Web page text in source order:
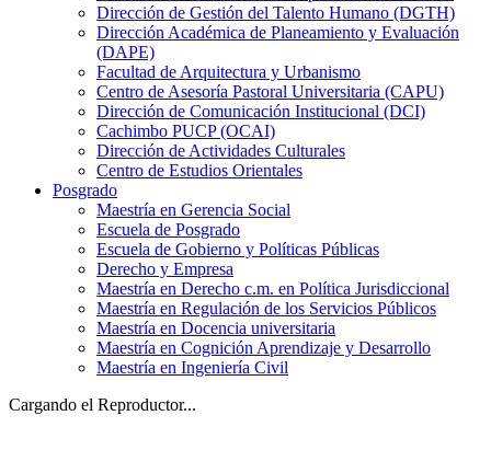
Dirección de Gestión del Talento Humano (DGTH)
Dirección Académica de Planeamiento y Evaluación
(DAPE)
Facultad de Arquitectura y Urbanismo
Centro de Asesoría Pastoral Universitaria (CAPU)
Dirección de Comunicación Institucional (DCI)
Cachimbo PUCP (OCAI)
Dirección de Actividades Culturales
Centro de Estudios Orientales
Posgrado
Maestría en Gerencia Social
Escuela de Posgrado
Escuela de Gobierno y Políticas Públicas
Derecho y Empresa
Maestría en Derecho c.m. en Política Jurisdiccional
Maestría en Regulación de los Servicios Públicos
Maestría en Docencia universitaria
Maestría en Cognición Aprendizaje y Desarrollo
Maestría en Ingeniería Civil
Cargando el Reproductor...